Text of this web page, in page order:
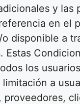
y las
en el
disponible a
Estas
los
a
proveedores,